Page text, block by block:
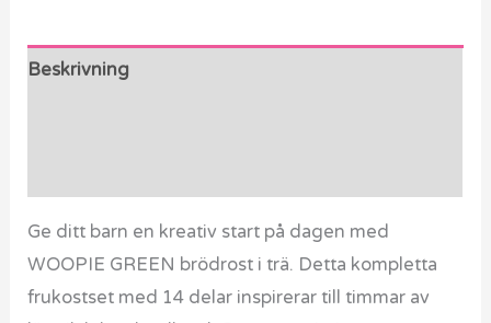
Beskrivning
Ge ditt barn en kreativ start på dagen med
WOOPIE GREEN brödrost i trä. Detta kompletta
frukostset med 14 delar inspirerar till timmar av